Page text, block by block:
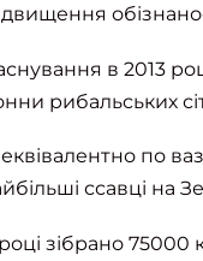
в 2013
рибальських
по
ссавці на
зібрано 75000